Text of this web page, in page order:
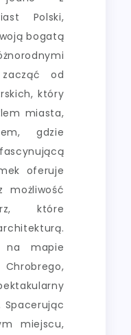
Polski,
bogatą
od
który
miasta,
gdzie
oferuje
możliwość
które
na mapie
Chrobrego,
Spacerując
miejscu,